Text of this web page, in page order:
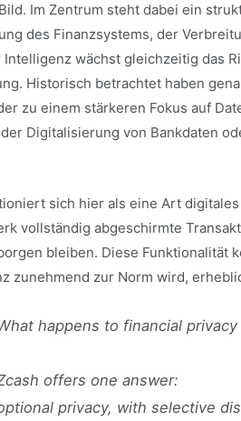
Im Zentrum steht dabei ein
des Finanzsystems, der
wächst gleichzeitig das
Historisch betrachtet haben
zu einem stärkeren Fokus auf
Digitalisierung von Bankdaten
sich hier als eine Art
vollständig abgeschirmte
bleiben. Diese Funktionalität
zunehmend zur Norm wird,
happens to financial
offers one answer:
privacy, with selective